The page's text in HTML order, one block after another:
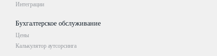
Интеграции
Бухгалтерское обслуживание
Цены
Калькулятор аутсорсинга